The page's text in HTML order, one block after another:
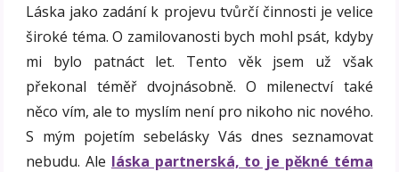
Láska jako zadání k projevu tvůrčí činnosti je velice
široké téma. O zamilovanosti bych mohl psát, kdyby
mi bylo patnáct let. Tento věk jsem už však
překonal téměř dvojnásobně. O milenectví také
něco vím, ale to myslím není pro nikoho nic nového.
S mým pojetím sebelásky Vás dnes seznamovat
nebudu. Ale láska partnerská, to je pěkné téma